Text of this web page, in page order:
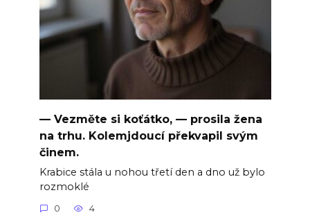
— Vezměte si koťátko, — prosila žena
na trhu. Kolemjdoucí překvapil svým
činem.
Krabice stála u nohou třetí den a dno už bylo
rozmoklé
0 4